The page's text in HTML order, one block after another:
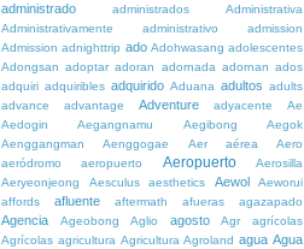
administrado administrados
Administrativa
Administrativamente
administrativo
admission
Admission adnighttrip ado Adohwasang adolescentes
Adongsan adoptar adoran adornada adornan ados
adquiri adquiribles adquirido Aduana adultos adults
advance
advantage Adventure adyacente
Ae
Aedogin
Aegangnamu Aegibong
Aegok
Aenggangman
Aenggogae Aer aérea
Aero
aeródromo
aeropuerto Aeropuerto
Aerosilla
Aeryeonjeong
Aesculus aesthetics Aewol
Aeworui
affords
afluente aftermath afueras agazapado
Agencia Ageobong Aglio agosto Agr
agrícolas
Agrícolas agricultura Agricultura Agroland agua Agua